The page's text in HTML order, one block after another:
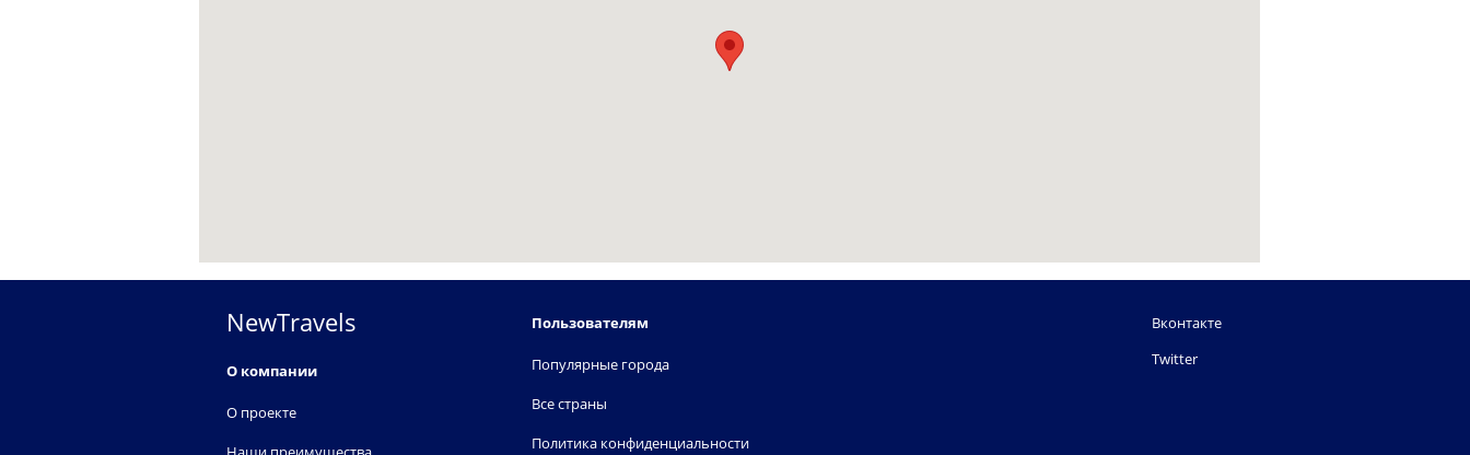
NewTravels
О компании
О проекте
Пользователям
Популярные города
Все страны
Политика конфиденциальности
Вконтакте
Twitter